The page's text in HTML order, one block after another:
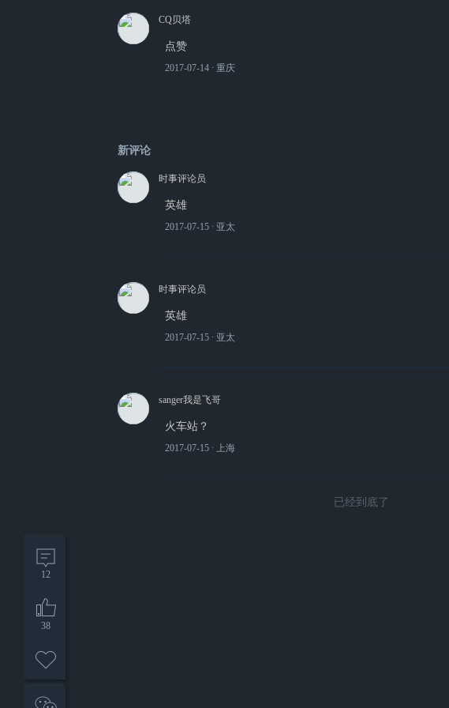
12
38
CQ贝塔
点赞
2017-07-14 ∙ 重庆
新评论
时事评论员
英雄
2017-07-15 ∙ 亚太
时事评论员
英雄
2017-07-15 ∙ 亚太
sanger我是飞哥
火车站？
2017-07-15 ∙ 上海
已经到底了